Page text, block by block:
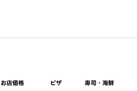
お店価格 ピザ 寿司・海鮮